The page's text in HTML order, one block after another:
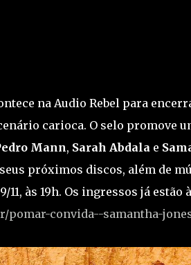
na Audio Rebel para
carioca. O selo promove
Mann, Sarah Abdala e
próximos discos, além de
às 19h. Os ingressos já estão
pomar-convida--samantha-